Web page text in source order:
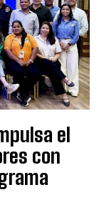
el
con